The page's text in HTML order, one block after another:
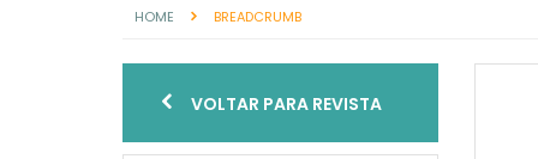
HOME BREADCRUMB
VOLTAR PARA REVISTA